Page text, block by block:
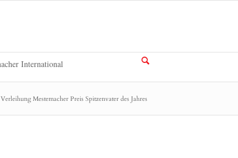
International
Mestemacher Preis Spitzenvater des Jahres